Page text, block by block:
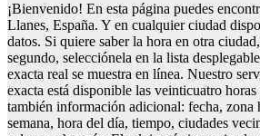
¡Bienvenido! En esta página puedes
Llanes, España. Y en cualquier ciudad
datos. Si quiere saber la hora en otra
segundo, selecciónela en la lista
exacta real se muestra en línea. Nuestro
exacta está disponible las veinticuatro
también información adicional: fecha, zona
semana, hora del día, tiempo, ciudades